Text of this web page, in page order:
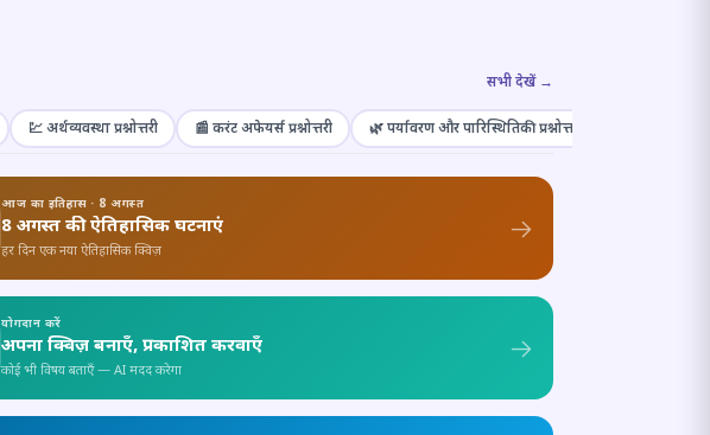
सभी देखें →
💹 अर्थव्यवस्था प्रश्नोत्तरी 📰 करंट अफेयर्स प्रश्नोत्तरी 🌿 पर्यावरण और पारिस्थितिकी प्रश्नोत्तरी
आज का इतिहास · 8 अगस्त
8 अगस्त की ऐतिहासिक घटनाएं
हर दिन एक नया ऐतिहासिक क्विज़
योगदान करें
अपना क्विज़ बनाएँ, प्रकाशित करवाएँ
कोई भी विषय बताएँ — AI मदद करेगा